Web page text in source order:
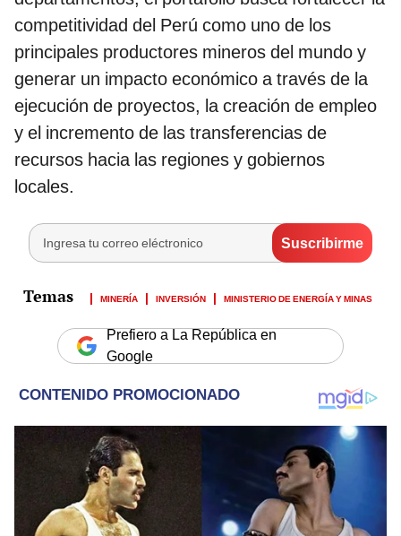
competitividad del Perú como uno de los
principales productores mineros del mundo y
generar un impacto económico a través de la
ejecución de proyectos, la creación de empleo
y el incremento de las transferencias de
recursos hacia las regiones y gobiernos
locales.
MINERÍA INVERSIÓN MINISTERIO DE ENERGÍA Y MINAS
Prefiero a La República en
Google